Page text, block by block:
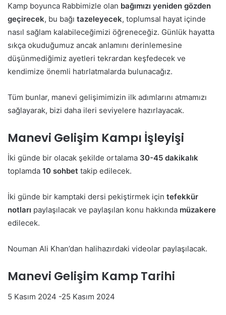
Kamp boyunca Rabbimizle olan bağımızı yeniden gözden
geçirecek, bu bağı tazeleyecek, toplumsal hayat içinde
nasıl sağlam kalabileceğimizi öğreneceğiz. Günlük hayatta
sıkça okuduğumuz ancak anlamını derinlemesine
düşünmediğimiz ayetleri tekrardan keşfedecek ve
kendimize önemli hatırlatmalarda bulunacağız.
Tüm bunlar, manevi gelişimimizin ilk adımlarını atmamızı
sağlayarak, bizi daha ileri seviyelere hazırlayacak.
Manevi Gelişim Kampı İşleyişi
İki günde bir olacak şekilde ortalama 30-45 dakikalık
toplamda 10 sohbet takip edilecek.
İki günde bir kamptaki dersi pekiştirmek için tefekkür
notları paylaşılacak ve paylaşılan konu hakkında müzakere
edilecek.
Nouman Ali Khan’dan halihazırdaki videolar paylaşılacak.
Manevi Gelişim Kamp Tarihi
5 Kasım 2024 -25 Kasım 2024